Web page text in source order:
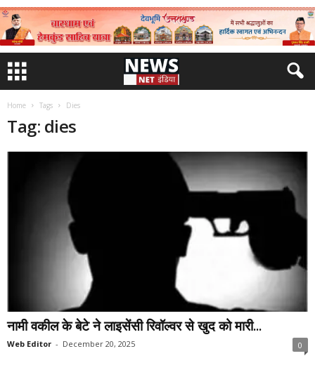
Home Tags Dies
Tag: dies
नामी वकील के बेटे ने लाइसेंसी रिवॉल्वर से खुद को मारी...
Web Editor - December 20, 2025 0